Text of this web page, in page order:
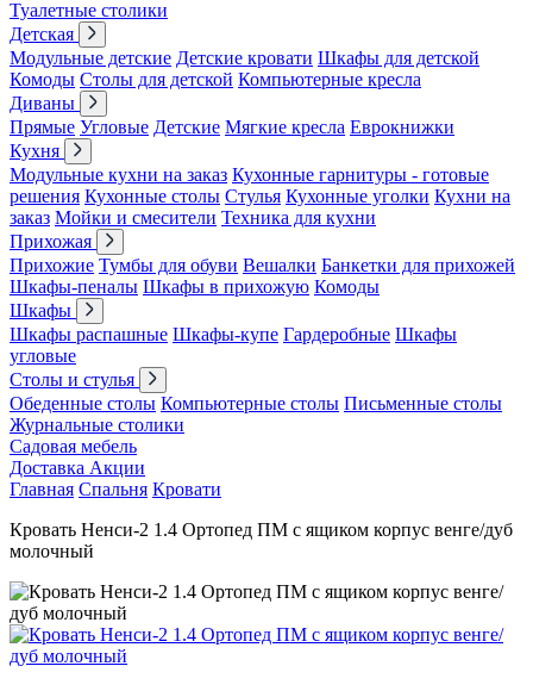
Туалетные столики
Детская
Модульные детские Детские кровати Шкафы для детской
Комоды Столы для детской Компьютерные кресла
Диваны
Прямые Угловые Детские Мягкие кресла Еврокнижки
Кухня
Модульные кухни на заказ Кухонные гарнитуры - готовые
решения Кухонные столы Стулья Кухонные уголки Кухни на
заказ Мойки и смесители Техника для кухни
Прихожая
Прихожие Тумбы для обуви Вешалки Банкетки для прихожей
Шкафы-пеналы Шкафы в прихожую Комоды
Шкафы
Шкафы распашные Шкафы-купе Гардеробные Шкафы
угловые
Столы и стулья
Обеденные столы Компьютерные столы Письменные столы
Журнальные столики
Садовая мебель
Доставка Акции
Главная Спальня Кровати
Кровать Ненси-2 1.4 Ортопед ПМ с ящиком корпус венге/дуб
молочный